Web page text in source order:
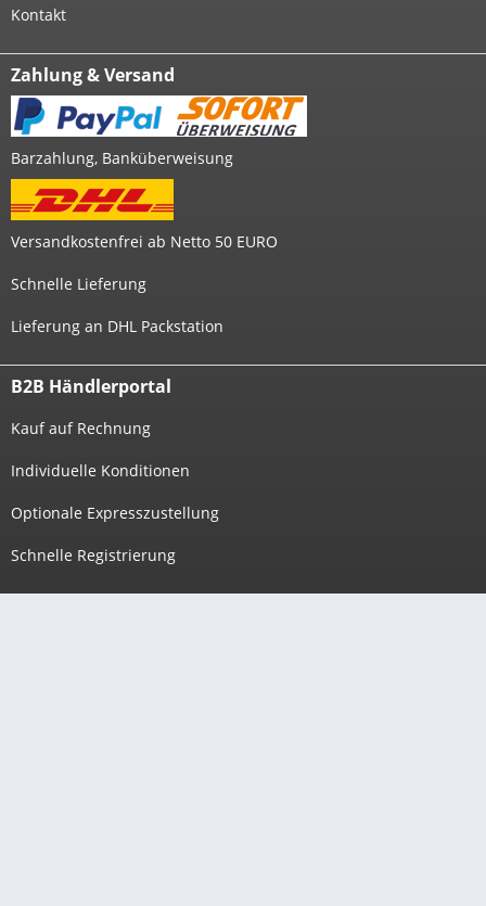
Kontakt
Zahlung & Versand
Barzahlung, Banküberweisung
Versandkostenfrei ab Netto 50 EURO
Schnelle Lieferung
Lieferung an DHL Packstation
B2B Händlerportal
Kauf auf Rechnung
Individuelle Konditionen
Optionale Expresszustellung
Schnelle Registrierung